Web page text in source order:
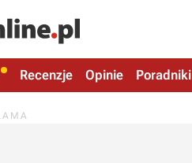
Recenzje Opinie Poradniki